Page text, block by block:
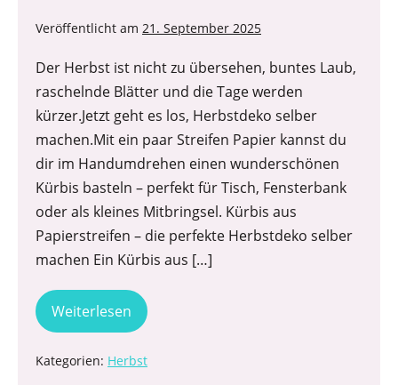
Veröffentlicht am 21. September 2025
Der Herbst ist nicht zu übersehen, buntes Laub,
raschelnde Blätter und die Tage werden
kürzer.Jetzt geht es los, Herbstdeko selber
machen.Mit ein paar Streifen Papier kannst du
dir im Handumdrehen einen wunderschönen
Kürbis basteln – perfekt für Tisch, Fensterbank
oder als kleines Mitbringsel. Kürbis aus
Papierstreifen – die perfekte Herbstdeko selber
machen Ein Kürbis aus […]
Weiterlesen
Kategorien: Herbst